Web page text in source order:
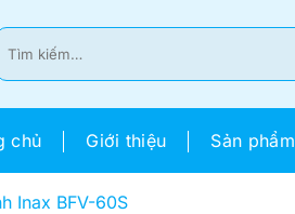
kiếm:
chủ Giới thiệu Sản phẩm
Inax BFV-60S